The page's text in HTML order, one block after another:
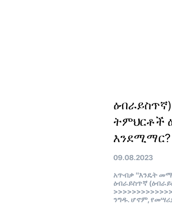
ትምህርቶች
እንደሚማር?
09.08.2023
አጥብቃ "እንዴት
ዕብራይስጥኛ
ንግዱ. ሆኖም,